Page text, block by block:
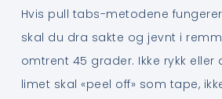
Hvis pull tabs-metodene
skal du dra sakte og jevnt i
omtrent 45 grader. Ikke rykk eller
limet skal «peel off» som tape,